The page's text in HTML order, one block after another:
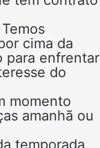
cima da
para enfrentar
do
momento
amanhã ou
temporada.